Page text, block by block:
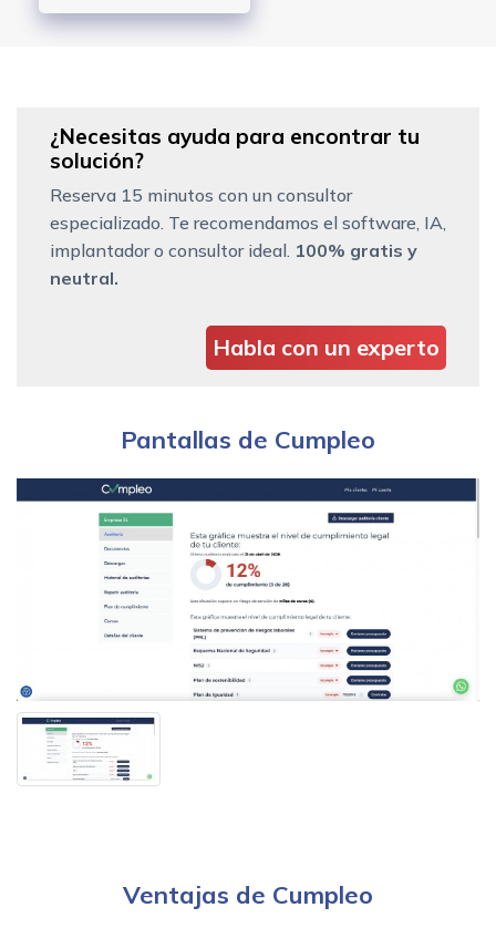
¿Necesitas ayuda para encontrar tu
solución?
Reserva 15 minutos con un consultor
especializado. Te recomendamos el software, IA,
implantador o consultor ideal. 100% gratis y
neutral.
Habla con un experto
Pantallas de Cumpleo
Ventajas de Cumpleo